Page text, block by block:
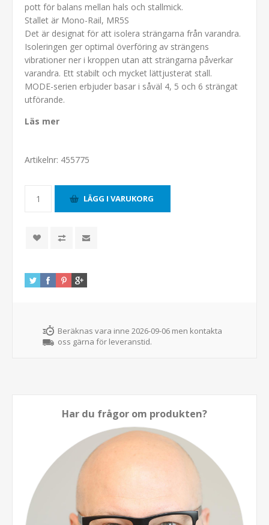
pott för balans mellan hals och stallmick.
Stallet är Mono-Rail, MR5S
Det är designat för att isolera strängarna från varandra.
Isoleringen ger optimal överföring av strängens
vibrationer ner i kroppen utan att strängarna påverkar
varandra. Ett stabilt och mycket lättjusterat stall.
MODE-serien erbjuder basar i såväl 4, 5 och 6 strängat
utförande.
Läs mer
Artikelnr: 455775
Beräknas vara inne 2026-09-06 men kontakta
oss gärna för leveranstid.
Har du frågor om produkten?